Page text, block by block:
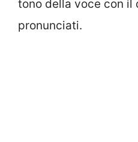
tono della voce con il
pronunciati.